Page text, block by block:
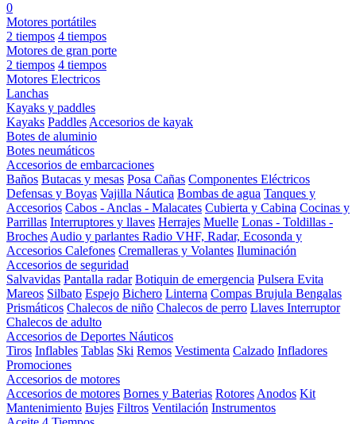
0
Motores portátiles
2 tiempos 4 tiempos
Motores de gran porte
2 tiempos 4 tiempos
Motores Electricos
Lanchas
Kayaks y paddles
Kayaks Paddles Accesorios de kayak
Botes de aluminio
Botes neumáticos
Accesorios de embarcaciones
Baños Butacas y mesas Posa Cañas Componentes Eléctricos
Defensas y Boyas Vajilla Náutica Bombas de agua Tanques y
Accesorios Cabos - Anclas - Malacates Cubierta y Cabina Cocinas y
Parrillas Interruptores y llaves Herrajes Muelle Lonas - Toldillas -
Broches Audio y parlantes Radio VHF, Radar, Ecosonda y
Accesorios Calefones Cremalleras y Volantes Iluminación
Accesorios de seguridad
Salvavidas Pantalla radar Botiquin de emergencia Pulsera Evita
Mareos Silbato Espejo Bichero Linterna Compas Brujula Bengalas
Prismáticos Chalecos de niño Chalecos de perro Llaves Interruptor
Chalecos de adulto
Accesorios de Deportes Náuticos
Tiros Inflables Tablas Ski Remos Vestimenta Calzado Infladores
Promociones
Accesorios de motores
Accesorios de motores Bornes y Baterias Rotores Anodos Kit
Mantenimiento Bujes Filtros Ventilación Instrumentos